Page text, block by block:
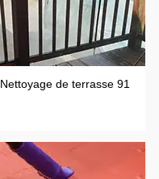
Nettoyage de terrasse 91